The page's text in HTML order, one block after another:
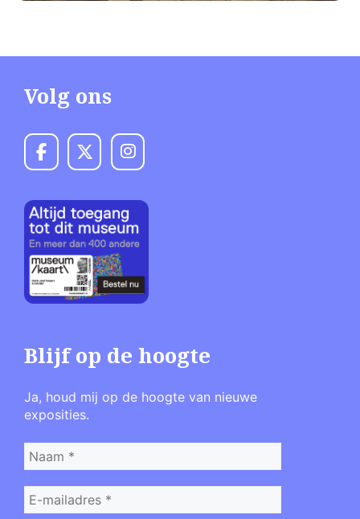
Volg ons
Blijf op de hoogte
Ja, houd mij op de hoogte van nieuwe
exposities.